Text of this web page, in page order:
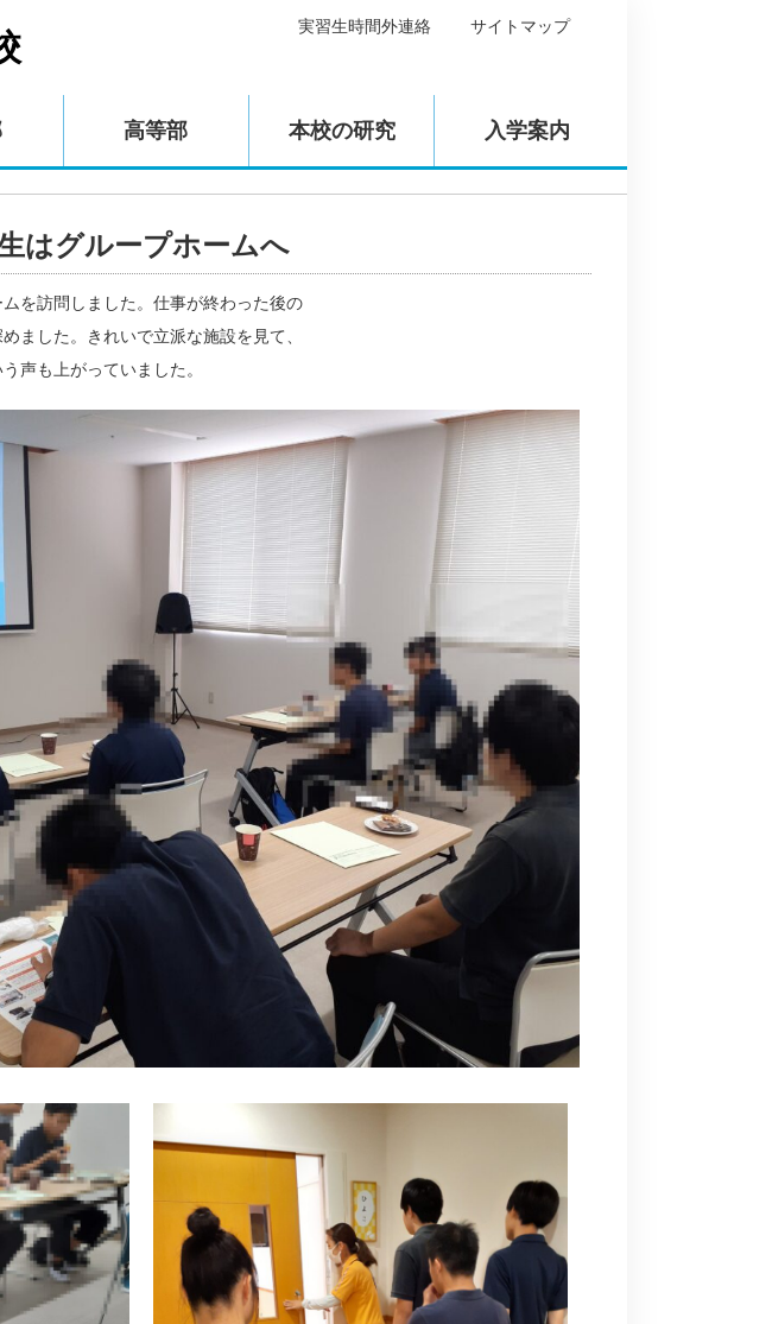
実習生時間外連絡 サイトマップ
高等部 本校の研究 入学案内
はグループホームへ
を訪問しました。仕事が終わった後の
ました。きれいで立派な施設を見て、
声も上がっていました。